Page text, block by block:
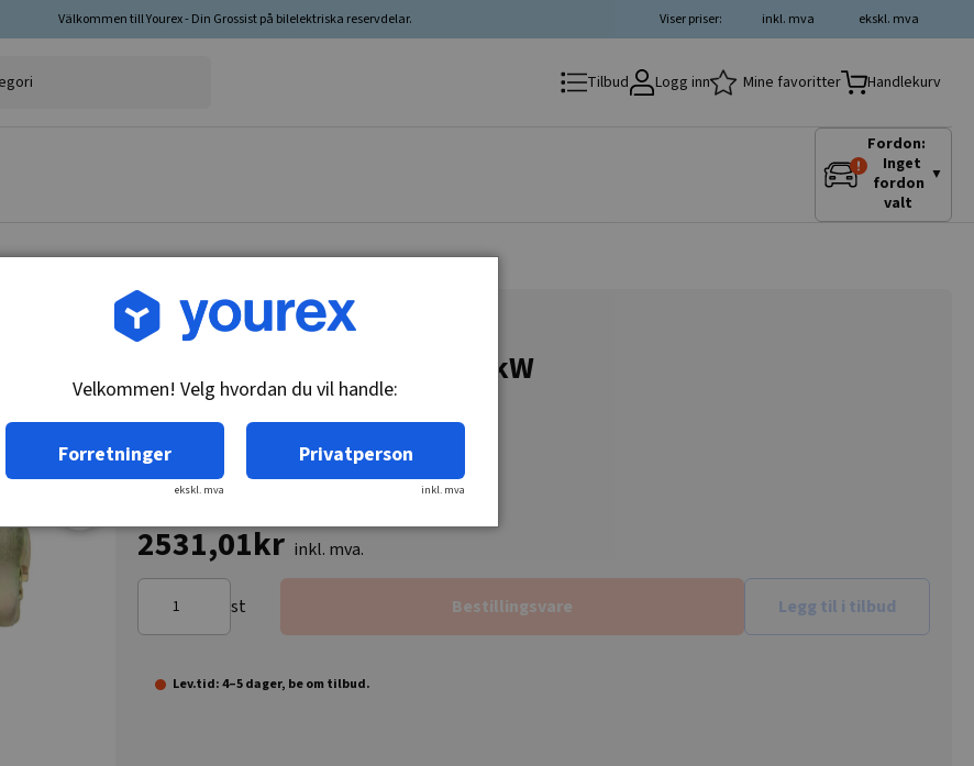
Välkommen till Yourex - Din Grossist på bilelektriska reservdelar. ekskl. mva
inkl. mva
Viser priser:
Tilbud Logg inn Mine favoritter Handlekurv
Fordon:
Inget
fordon
valt
▼
Varenr.: 91-400-1481
Nissan Startmotor 12V-1.4kW
2531,01kr inkl. mva.
st Bestillingsvare Legg til i tilbud
Lev.tid: 4–5 dager, be om tilbud.
Velkommen! Velg hvordan du vil handle:
Forretninger
ekskl. mva
Privatperson
inkl. mva